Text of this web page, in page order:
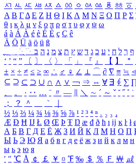
ㅺ ㅻ ㅼ ㅽ ㅾ ㅿ ㆀ ㆁ ㆂ ㆃ ㆄ ㆅ ㆆ
Α Β ΓΔ Ε Ζ Η Θ Ι ΚΛ Μ Ν Ξ Ο Π Ρ Σ
θ ι κ λ μ ν ξ ο π ρ σ τ υ φ χ ψ ω
á à Á À é è É È ç Ç ê
Ä Ö Ü ä ö ü ß
ִֶֹ ֻּ ׁׂ ף ך ל ח י ע כ ג ד ש ץ ת צ מ נ ה ב
‘ ’ “ ” 〔 〕 〈 〉 「 」 『 』 【 】 ＂
± × ÷ ≠ ≤ ≥ ∞ ∴ ♂ ♀ ∠ ⊥ ⌒ ∂ ∇ ≡ ≒
⊆ ⊇ ⊂ ⊃ ∪ ∩ ∧ ∨ ￢ ⇒ ⇔ ∀ ∃ ∮ ∑
、
。 · ‥ … ¨ 〃 ― ＼ ∼ ´ ～ ˇ ˘ ˝ ˚ ˙
；
？ ＾ ｀
½ ⅓ ⅔ ¼ ¾ ⅛ ⅜ ⅝ ⅞ ¹ ² ³ ⁴ ⁿ ₁ ₂ ₃ ₄
Æ Ð Ħ Ĳ Ł Ø Œ Þ Ŧ Ŋ æ đ ð ħ ı ĳ ĸ ŀ ł
А Б В Г Д Е Ё Ж З И Й К Л М Н О П
Ы Ь Э Ю Я а б в г д е ё ж з и й к л м н
ы ь э ю я
′ ″ ℃ Å ￠ ￡ ￥ ¤ ℉ ‰ ＄ ％ Ｆ ￦ ㎕